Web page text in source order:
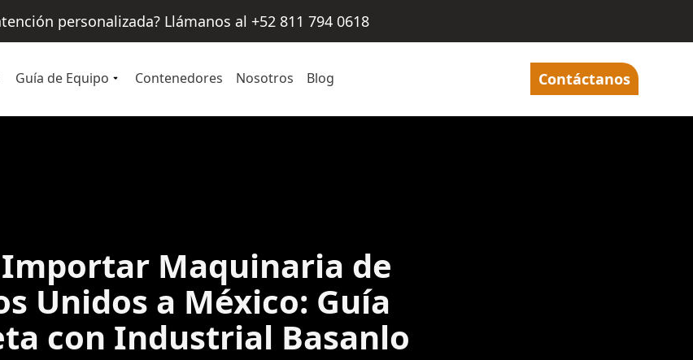
personalizada? Llámanos al +52 811 794 0618
Guía de Equipo Contenedores Nosotros Blog Contáctanos
Maquinaria de
Unidos a México: Guía
con Industrial Basanlo